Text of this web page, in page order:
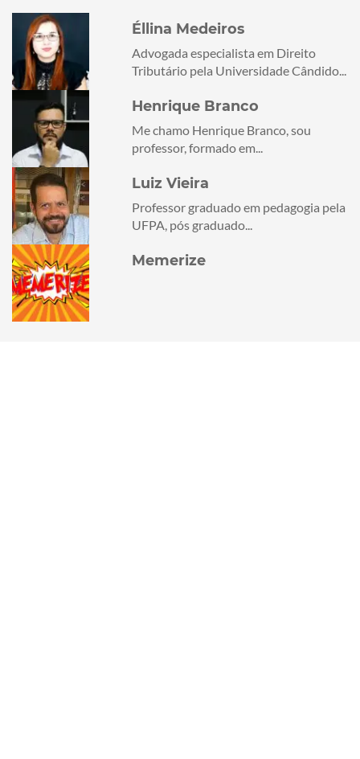
Éllina Medeiros
Advogada especialista em Direito
Tributário pela Universidade Cândido...
Henrique Branco
Me chamo Henrique Branco, sou
professor, formado em...
Luiz Vieira
Professor graduado em pedagogia pela
UFPA, pós graduado...
Memerize